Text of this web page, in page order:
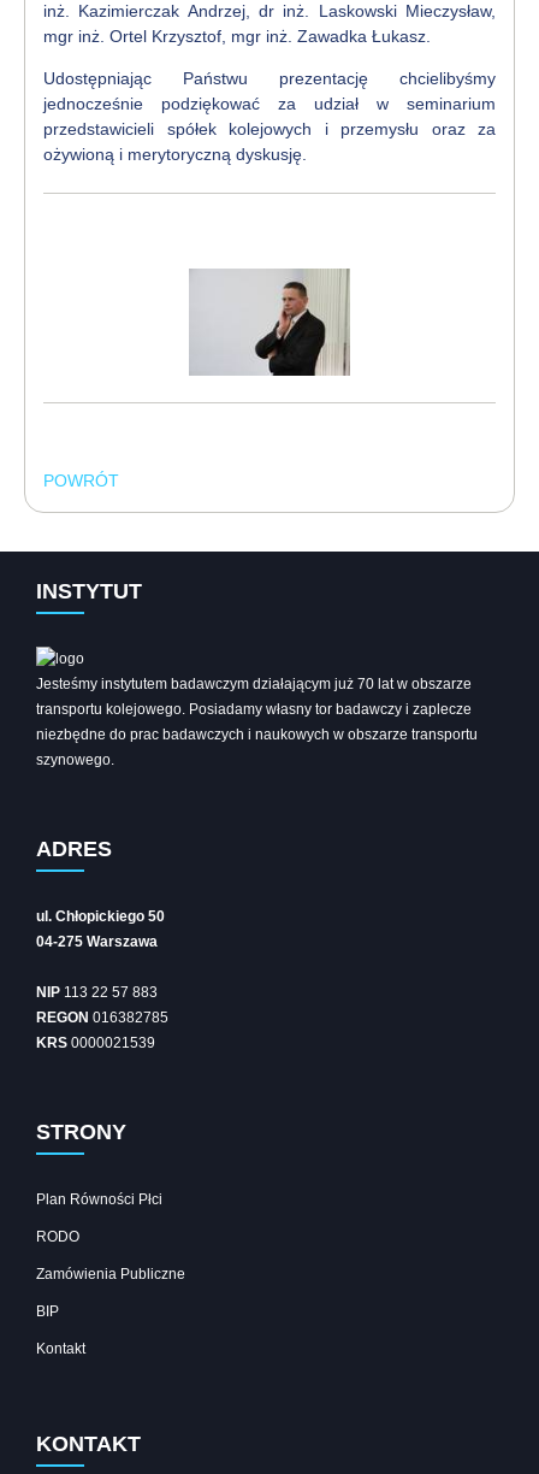
inż. Kazimierczak Andrzej, dr inż. Laskowski Mieczysław,
mgr inż. Ortel Krzysztof, mgr inż. Zawadka Łukasz.
Udostępniając Państwu prezentację chcielibyśmy
jednocześnie podziękować za udział w seminarium
przedstawicieli spółek kolejowych i przemysłu oraz za
ożywioną i merytoryczną dyskusję.
POWRÓT
INSTYTUT
Jesteśmy instytutem badawczym działającym już 70 lat w obszarze
transportu kolejowego. Posiadamy własny tor badawczy i zaplecze
niezbędne do prac badawczych i naukowych w obszarze transportu
szynowego.
ADRES
ul. Chłopickiego 50
04-275 Warszawa
NIP 113 22 57 883
REGON 016382785
KRS 0000021539
STRONY
Plan Równości Płci
RODO
Zamówienia Publiczne
BIP
Kontakt
KONTAKT